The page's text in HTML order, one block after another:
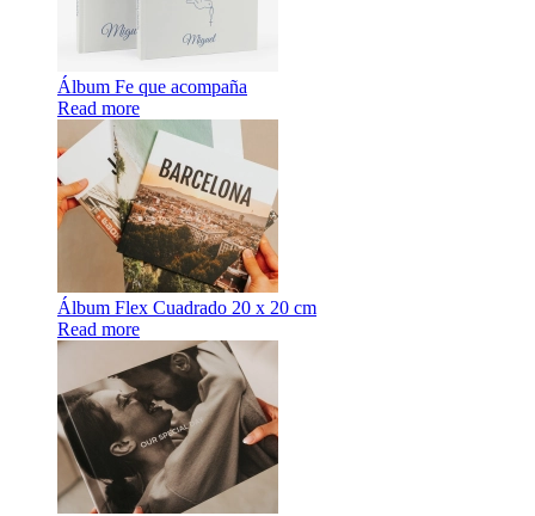
Álbum Fe que acompaña
Read more
Álbum Flex Cuadrado 20 x 20 cm
Read more